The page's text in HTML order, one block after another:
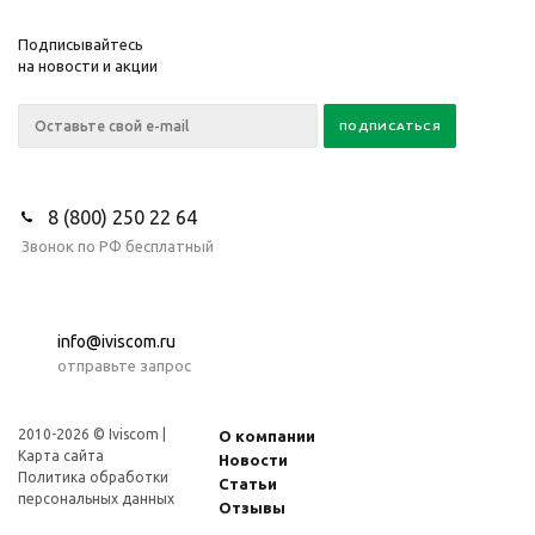
Подписывайтесь
на новости и акции
8 (800) 250 22 64
Звонок по РФ бесплатный
info@iviscom.ru
отправьте запрос
2010-2026 © Iviscom |
Карта сайта
Политика обработки
персональных данных
О компании
Новости
Статьи
Отзывы